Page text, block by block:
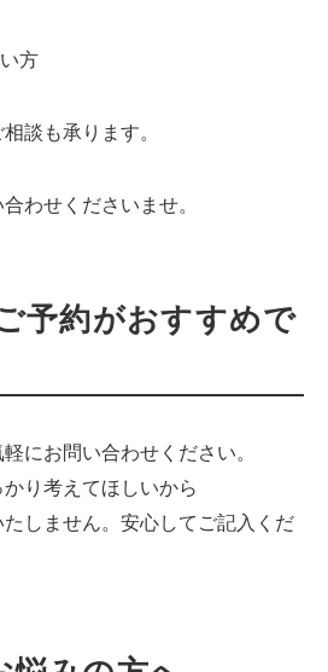
方
談も承ります。
わせくださいませ。
予約がおすすめで
にお問い合わせください。
り考えてほしいから
しません。安心してご記入くだ